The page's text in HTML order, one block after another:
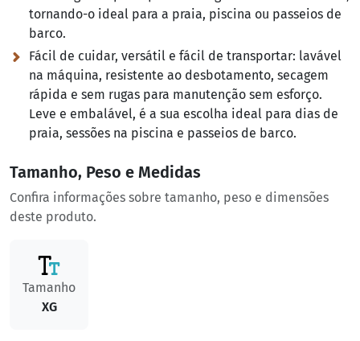
tornando-o ideal para a praia, piscina ou passeios de
barco.
Fácil de cuidar, versátil e fácil de transportar: lavável
na máquina, resistente ao desbotamento, secagem
rápida e sem rugas para manutenção sem esforço.
Leve e embalável, é a sua escolha ideal para dias de
praia, sessões na piscina e passeios de barco.
Tamanho, Peso e Medidas
Confira informações sobre tamanho, peso e dimensões
deste produto.
Tamanho
XG